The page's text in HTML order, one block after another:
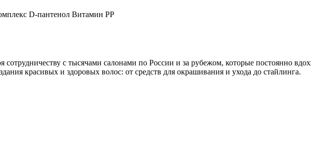
D-пантенол Витамин РР
с тысячами салонами по России и за рубежом, которые постоянно
красивых и здоровых волос: от средств для окрашивания и ухода до стайлинга.